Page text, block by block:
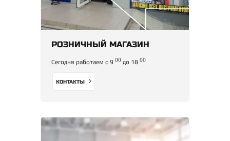
РОЗНИЧНЫЙ МАГАЗИН
Сегодня работаем с 9 00 до 18 00
КОНТАКТЫ